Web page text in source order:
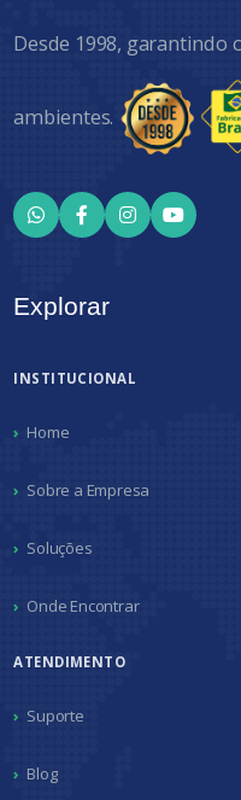
Desde 1998,
ambientes.
Explorar
INSTITUCIONAL
Home
Sobre a Empresa
Soluções
Onde Encontrar
ATENDIMENTO
Suporte
Blog